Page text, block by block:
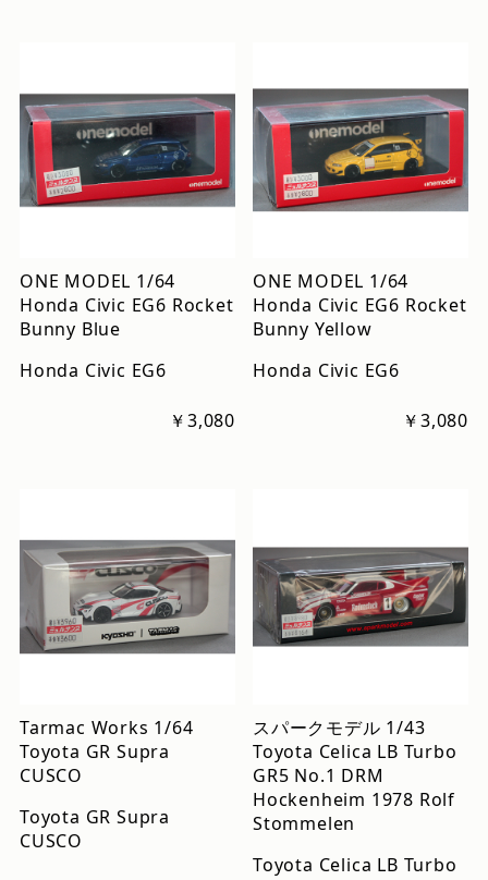
ONE MODEL 1/64
Honda Civic EG6 Rocket
Bunny Blue
Honda Civic EG6
￥3,080
ONE MODEL 1/64
Honda Civic EG6 Rocket
Bunny Yellow
Honda Civic EG6
￥3,080
Tarmac Works 1/64
Toyota GR Supra
CUSCO
Toyota GR Supra
CUSCO
スパークモデル 1/43
Toyota Celica LB Turbo
GR5 No.1 DRM
Hockenheim 1978 Rolf
Stommelen
Toyota Celica LB Turbo